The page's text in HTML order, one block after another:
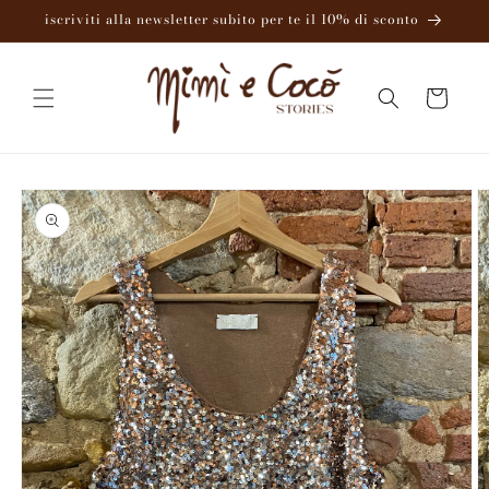
direttamente
ai contenuti
iscriviti alla newsletter subito per te il 10% di sconto
Carrello
informazioni
sul
prodotto